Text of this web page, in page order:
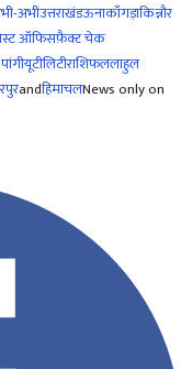
अभीउत्तराखंडऊनाकाँगड़ाकिन्नौर
ऑफिसफ़ैक्ट चेक
यूटीलिटीराशिफललाहुल
andहिमाचलNews only on